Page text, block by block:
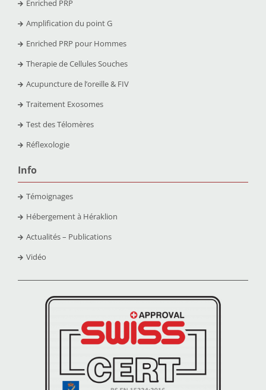
Enriched PRP
Amplification du point G
Enriched PRP pour Hommes
Therapie de Cellules Souches
Acupuncture de l’oreille & FIV
Traitement Exosomes
Test des Télomères
Réflexologie
Info
Témoignages
Hébergement à Héraklion
Actualités – Publications
Vidéo